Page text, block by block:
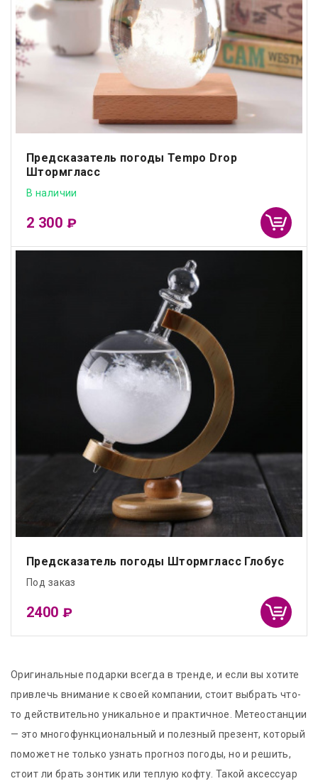
Предсказатель погоды Tempo Drop
Штормгласс
В наличии
2 300 ₽
Предсказатель погоды Штормгласс Глобус
Под заказ
2400₽
Оригинальные подарки всегда в тренде, и если вы хотите
привлечь внимание к своей компании, стоит выбрать что-
то действительно уникальное и практичное. Метеостанции
— это многофункциональный и полезный презент, который
поможет не только узнать прогноз погоды, но и решить,
стоит ли брать зонтик или теплую кофту. Такой аксессуар